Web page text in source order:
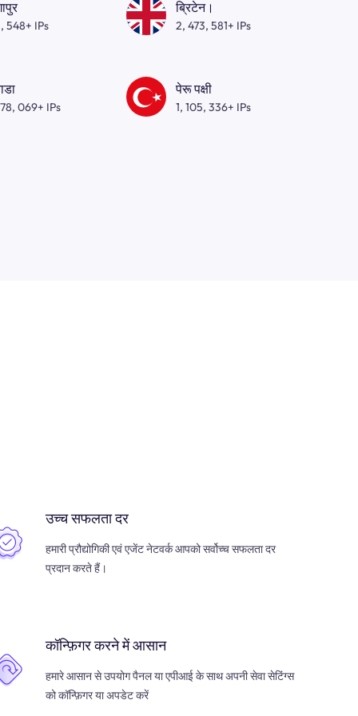
548+ IPs
ब्रिटेन।
2, 473, 581+ IPs
069+ IPs
पेरू पक्षी
1, 105, 336+ IPs
उच्च सफलता दर
हमारी प्रौद्योगिकी एवं एजेंट नेटवर्क आपको सर्वोच्च सफलता दर
प्रदान करते हैं।
कॉन्फ़िगर करने में आसान
हमारे आसान से उपयोग पैनल या एपीआई के साथ अपनी सेवा सेटिंग्स
को कॉन्फ़िगर या अपडेट करें